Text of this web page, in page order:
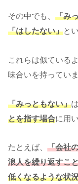
その中でも、 「み
「はしたない」と
これらは似ている
味合いを持っていま
「みっともない」
とを指す場合に用
たとえば、 「会社
浪人を繰り返すこ
低くなるような状